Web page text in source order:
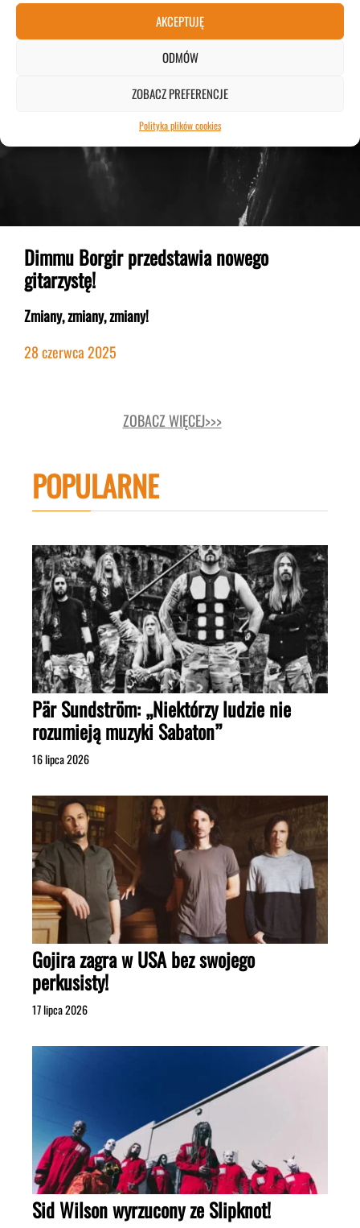
AKCEPTUJĘ
ODMÓW
ZOBACZ PREFERENCJE
Polityka plików cookies
NEWS
Dimmu Borgir przedstawia nowego
gitarzystę!
Zmiany, zmiany, zmiany!
28 czerwca 2025
ZOBACZ WIĘCEJ>>>
POPULARNE
Pär Sundström: „Niektórzy ludzie nie
rozumieją muzyki Sabaton”
16 lipca 2026
Gojira zagra w USA bez swojego
perkusisty!
17 lipca 2026
Sid Wilson wyrzucony ze Slipknot!